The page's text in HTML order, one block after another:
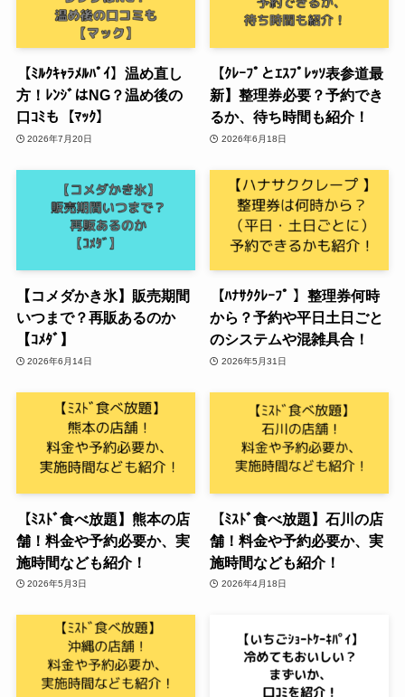
【ﾐﾙｸｷｬﾗﾒﾙﾊﾟｲ】温め直し
方！ﾚﾝｼﾞはNG？温め後の
口ｺﾐも【ﾏｯｸ】
2026年7月20日
【ｸﾚｰﾌﾟとｴｽﾌﾟﾚｯｿ表参道最
新】整理券必要？予約でき
るか、待ち時間も紹介！
2026年6月18日
【コメダかき氷】販売期間
いつまで？再販あるのか
【ｺﾒﾀﾞ】
2026年6月14日
【ﾊﾅｻｸｸﾚｰﾌﾟ 】整理券何時
から？予約や平日土日ごと
のシステムや混雑具合！
2026年5月31日
【ﾐｽﾄﾞ食べ放題】熊本の店
舗！料金や予約必要か、実
施時間なども紹介！
2026年5月3日
【ﾐｽﾄﾞ食べ放題】石川の店
舗！料金や予約必要か、実
施時間なども紹介！
2026年4月18日